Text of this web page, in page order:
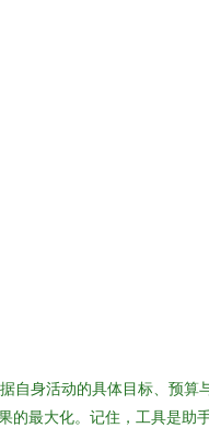
身活动的具体目标、预算
最大化。记住，工具是助